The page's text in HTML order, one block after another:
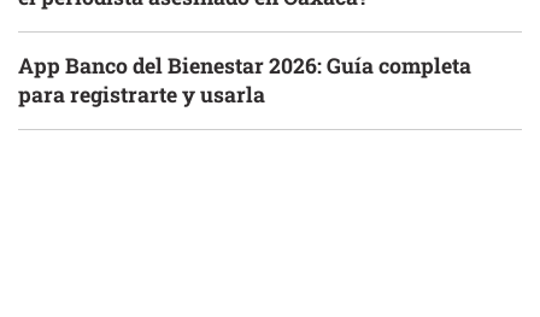
App Banco del Bienestar 2026: Guía completa
para registrarte y usarla